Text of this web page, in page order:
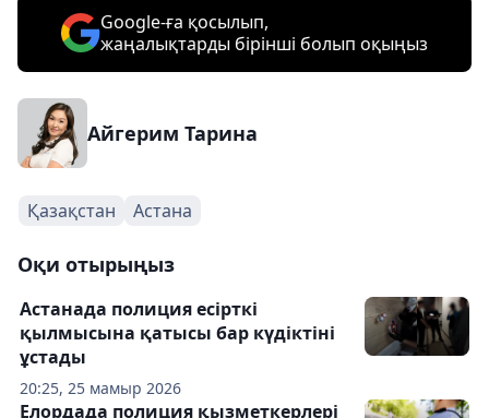
Google-ға қосылып,
жаңалықтарды бірінші болып оқыңыз
Айгерим Тарина
Қазақстан Астана
Оқи отырыңыз
20:25, 25 мамыр 2026
Астанада полиция есірткі
қылмысына қатысы бар күдіктіні
ұстады
Елордада полиция қызметкерлері